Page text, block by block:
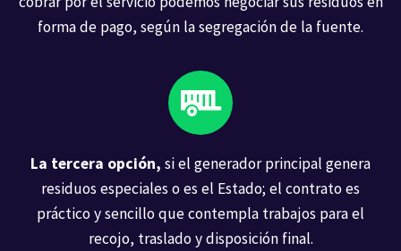
forma de pago, según la segregación de la fuente.
La tercera opción, si el generador principal genera
residuos especiales o es el Estado; el contrato es
práctico y sencillo que contempla trabajos para el
recojo, traslado y disposición final.